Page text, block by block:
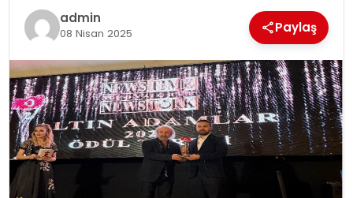
OTOMOBIL
admin
08 Nisan 2025 Paylaş